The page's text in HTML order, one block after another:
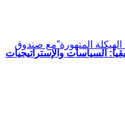
السياسات والإستراتيجيات